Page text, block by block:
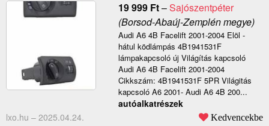
19 999 Ft–Sajószentpéter
(Borsod-Abaúj-Zemplén megye)
Audi A6 4B Facelift 2001-2004 Elöl -
hátul ködlámpás 4B1941531F
lámpakapcsoló új Világítás kapcsoló
Audi A6 4B Facelift 2001-2004
Cikkszám: 4B1941531F 5PR Világitás
kapcsoló A6 2001- Audi A6 4B 200...
autóalkatrészek
lxo.hu – 2025.04.24. Kedvencekbe